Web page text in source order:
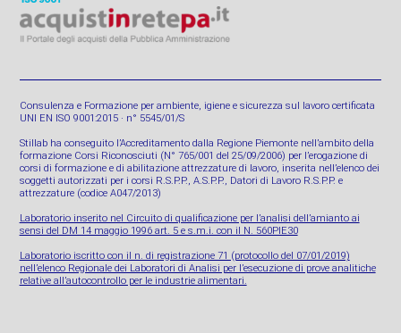
Consulenza e Formazione per ambiente, igiene e sicurezza sul lavoro certificata
UNI EN ISO 9001:2015 · n° 5545/01/S
Stillab ha conseguito l’Accreditamento dalla Regione Piemonte nell’ambito della
formazione Corsi Riconosciuti (N° 765/001 del 25/09/2006) per l’erogazione di
corsi di formazione e di abilitazione attrezzature di lavoro, inserita nell’elenco dei
soggetti autorizzati per i corsi R.S.P.P., A.S.P.P., Datori di Lavoro R.S.P.P. e
attrezzature (codice A047/2013)
Laboratorio inserito nel Circuito di qualificazione per l’analisi dell’amianto ai
sensi del DM 14 maggio 1996 art. 5 e s.m.i. con il N. 560PIE30
Laboratorio iscritto con il n. di registrazione 71 (protocollo del 07/01/2019)
nell’elenco Regionale dei Laboratori di Analisi per l’esecuzione di prove analitiche
relative all’autocontrollo per le industrie alimentari.